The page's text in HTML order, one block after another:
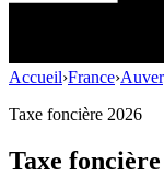
Accueil›France›
Taxe foncière 2026
Taxe foncière